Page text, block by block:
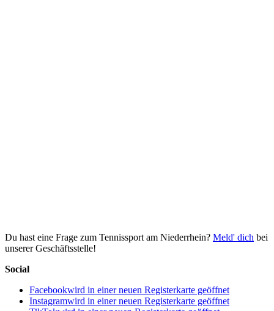
Du hast eine Frage zum Tennissport am Niederrhein? Meld' dich bei
unserer Geschäftsstelle!
Social
Facebookwird in einer neuen Registerkarte geöffnet
Instagramwird in einer neuen Registerkarte geöffnet